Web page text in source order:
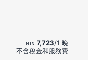
7,723/1 晚
不含稅金和服務費